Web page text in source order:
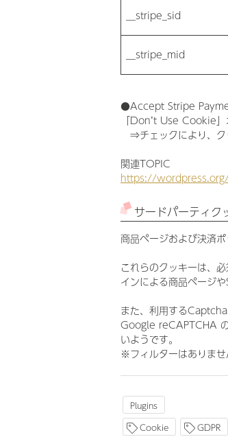
__stripe_sid
__stripe_mid
●Accept Stripe
「Don’t Use Cookie
⇒チェックにより、ク
関連TOPIC
https://
サードパーティク
商品ページおよび決済
これらのクッキーは、
インによる商品ページ
また、利用するCaptcha
Google reCAPTCHA
いようです。
※フィルターはありませ
Plugins
Cookie
GDPR